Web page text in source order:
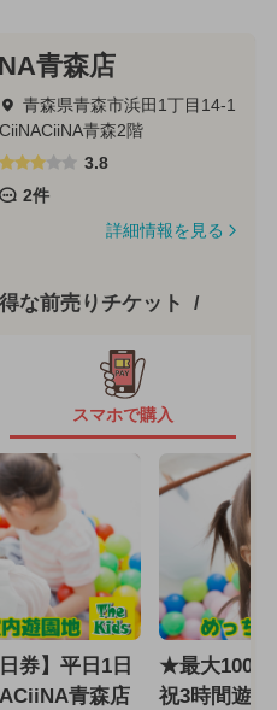
青森店
青森県青森市浜田1丁目14-1
CiiNACiiNA青森2階
3.8
2件
詳細情報を見る
な前売りチケット
スマホで購入
券】平日1日
青森店
★最大100
祝3時間遊